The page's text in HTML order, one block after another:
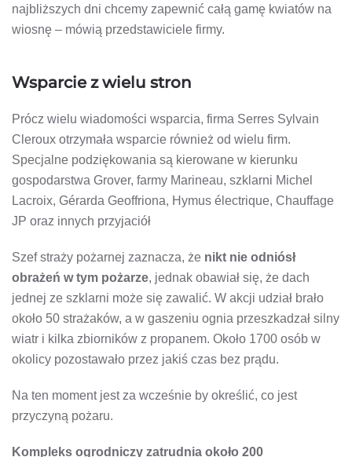
najbliższych dni chcemy zapewnić całą gamę kwiatów na
wiosnę – mówią przedstawiciele firmy.
Wsparcie z wielu stron
Prócz wielu wiadomości wsparcia, firma Serres Sylvain
Cleroux otrzymała wsparcie również od wielu firm.
Specjalne podziękowania są kierowane w kierunku
gospodarstwa Grover, farmy Marineau, szklarni Michel
Lacroix, Gérarda Geoffriona, Hymus électrique, Chauffage
JP oraz innych przyjaciół
Szef straży pożarnej zaznacza, że nikt nie odniósł
obrażeń w tym pożarze, jednak obawiał się, że dach
jednej ze szklarni może się zawalić. W akcji udział brało
około 50 strażaków, a w gaszeniu ognia przeszkadzał silny
wiatr i kilka zbiorników z propanem. Około 1700 osób w
okolicy pozostawało przez jakiś czas bez prądu.
Na ten moment jest za wcześnie by określić, co jest
przyczyną pożaru.
Kompleks ogrodniczy zatrudnia około 200